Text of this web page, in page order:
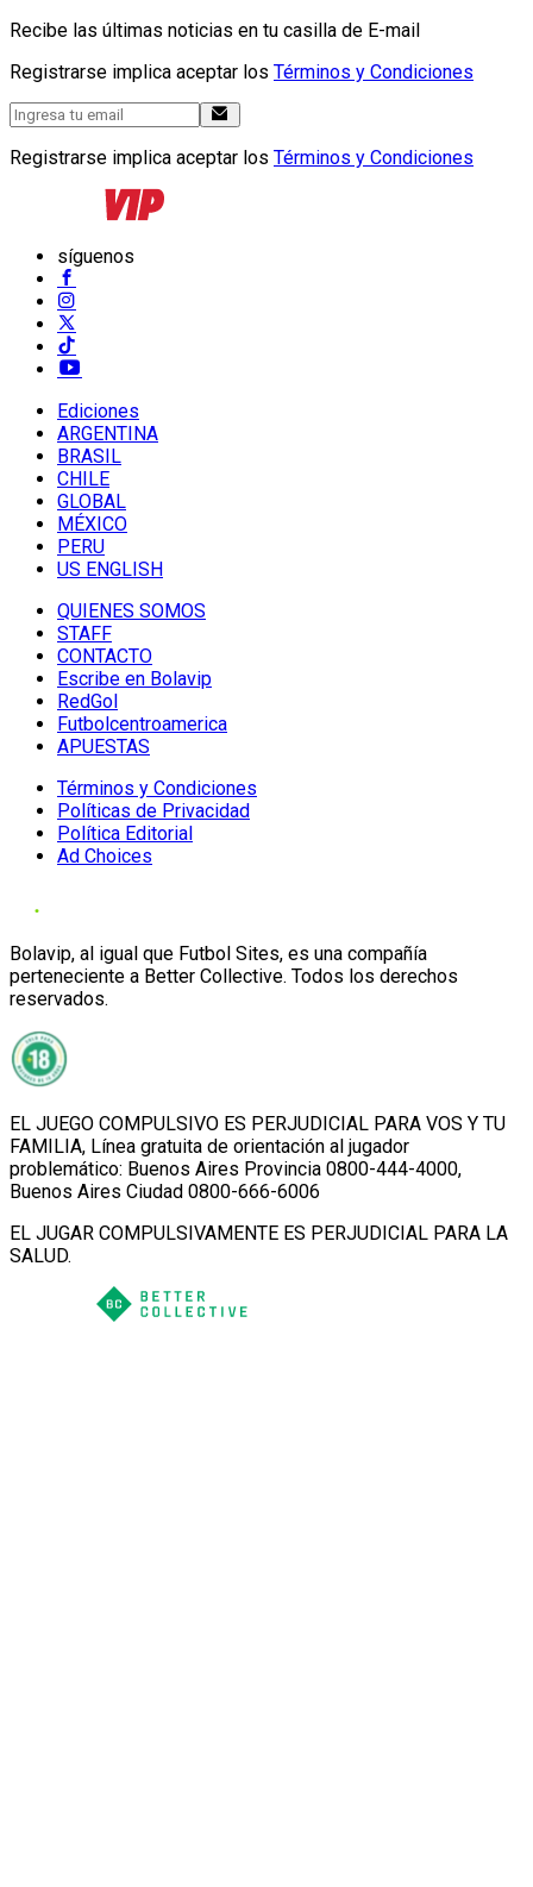
Recibe las últimas noticias en tu casilla de E-mail
Registrarse implica aceptar los Términos y Condiciones
Registrarse implica aceptar los Términos y Condiciones
síguenos
Ediciones
ARGENTINA
BRASIL
CHILE
GLOBAL
MÉXICO
PERU
US ENGLISH
QUIENES SOMOS
STAFF
CONTACTO
Escribe en Bolavip
RedGol
Futbolcentroamerica
APUESTAS
Términos y Condiciones
Políticas de Privacidad
Política Editorial
Ad Choices
Bolavip, al igual que Futbol Sites, es una compañía
perteneciente a Better Collective. Todos los derechos
reservados.
EL JUEGO COMPULSIVO ES PERJUDICIAL PARA VOS Y TU
FAMILIA, Línea gratuita de orientación al jugador
problemático: Buenos Aires Provincia 0800-444-4000,
Buenos Aires Ciudad 0800-666-6006
EL JUGAR COMPULSIVAMENTE ES PERJUDICIAL PARA LA
SALUD.